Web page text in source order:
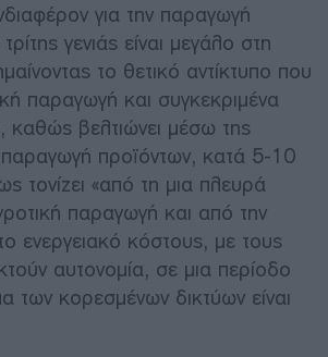
για την παραγωγή
γενιάς είναι μεγάλο στη
το θετικό αντίκτυπο που
παραγωγή και συγκεκριμένα
καθώς βελτιώνει μέσω της
παραγωγή προϊόντων, κατά 5-10
τονίζει «από τη μια πλευρά
παραγωγή και από την
ενεργειακό κόστους, με τους
αυτονομία, σε μια περίοδο
των κορεσμένων δικτύων είναι